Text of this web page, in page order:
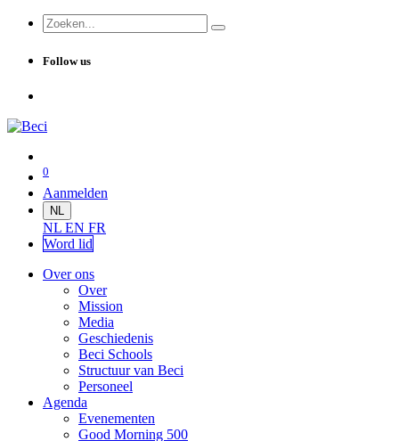
Follow us
0
Aanmelden
NL
NL EN FR
Word lid
Over ons
Over
Mission
Media
Geschiedenis
Beci Schools
Structuur van Beci
Personeel
Agenda
Evenementen
Good Morning 500